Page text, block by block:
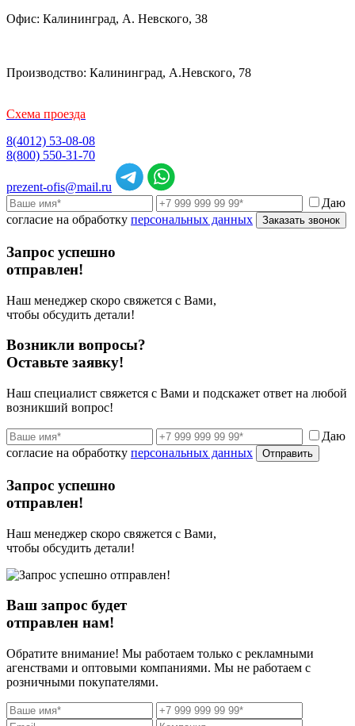
Офис: Калининград, А. Невского, 38
Производство: Калининград, А.Невского, 78
Схема проезда
8(4012) 53-08-08
8(800) 550-31-70
prezent-ofis@mail.ru
Даю
согласие на обработку персональных данных Заказать звонок
Запрос успешно
отправлен!
Наш менеджер скоро свяжется с Вами,
чтобы обсудить детали!
Возникли вопросы?
Оставьте заявку!
Наш специалист свяжется с Вами и подскажет ответ на любой
возникший вопрос!
Даю
согласие на обработку персональных данных Отправить
Запрос успешно
отправлен!
Наш менеджер скоро свяжется с Вами,
чтобы обсудить детали!
Ваш запрос будет
отправлен нам!
Обратите внимание! Мы работаем только с рекламными
агенствами и оптовыми компаниями. Мы не работаем с
розничными покупателями.